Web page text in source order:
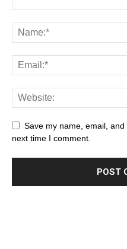
Save my name, email,
next time I comment.